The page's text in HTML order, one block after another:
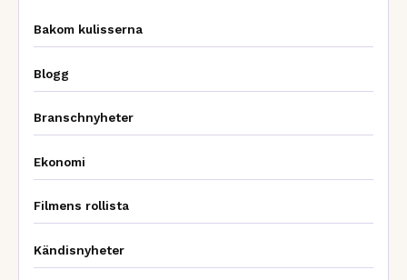
Bakom kulisserna
Blogg
Branschnyheter
Ekonomi
Filmens rollista
Kändisnyheter